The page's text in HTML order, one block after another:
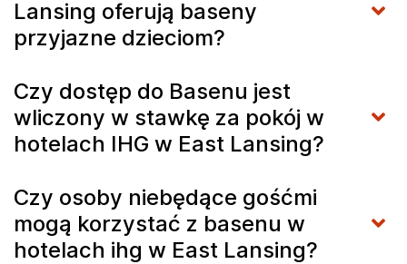
Lansing oferują baseny
przyjazne dzieciom?
Czy dostęp do Basenu jest
wliczony w stawkę za pokój w
hotelach IHG w East Lansing?
Czy osoby niebędące gośćmi
mogą korzystać z basenu w
hotelach ihg w East Lansing?